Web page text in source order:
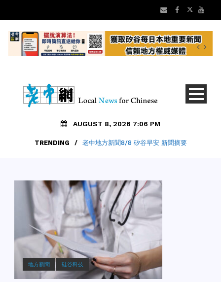
AUGUST 8, 2026 7:06 PM
TRENDING / 老中地方新聞8/8 矽谷早安 新聞摘要
地方新聞 硅谷科技